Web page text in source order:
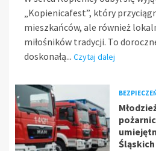
„Kopienicafest”, który
mieszkańców, ale również
miłośników tradycji. To
doskonałą... Czytaj dalej
Śląskich